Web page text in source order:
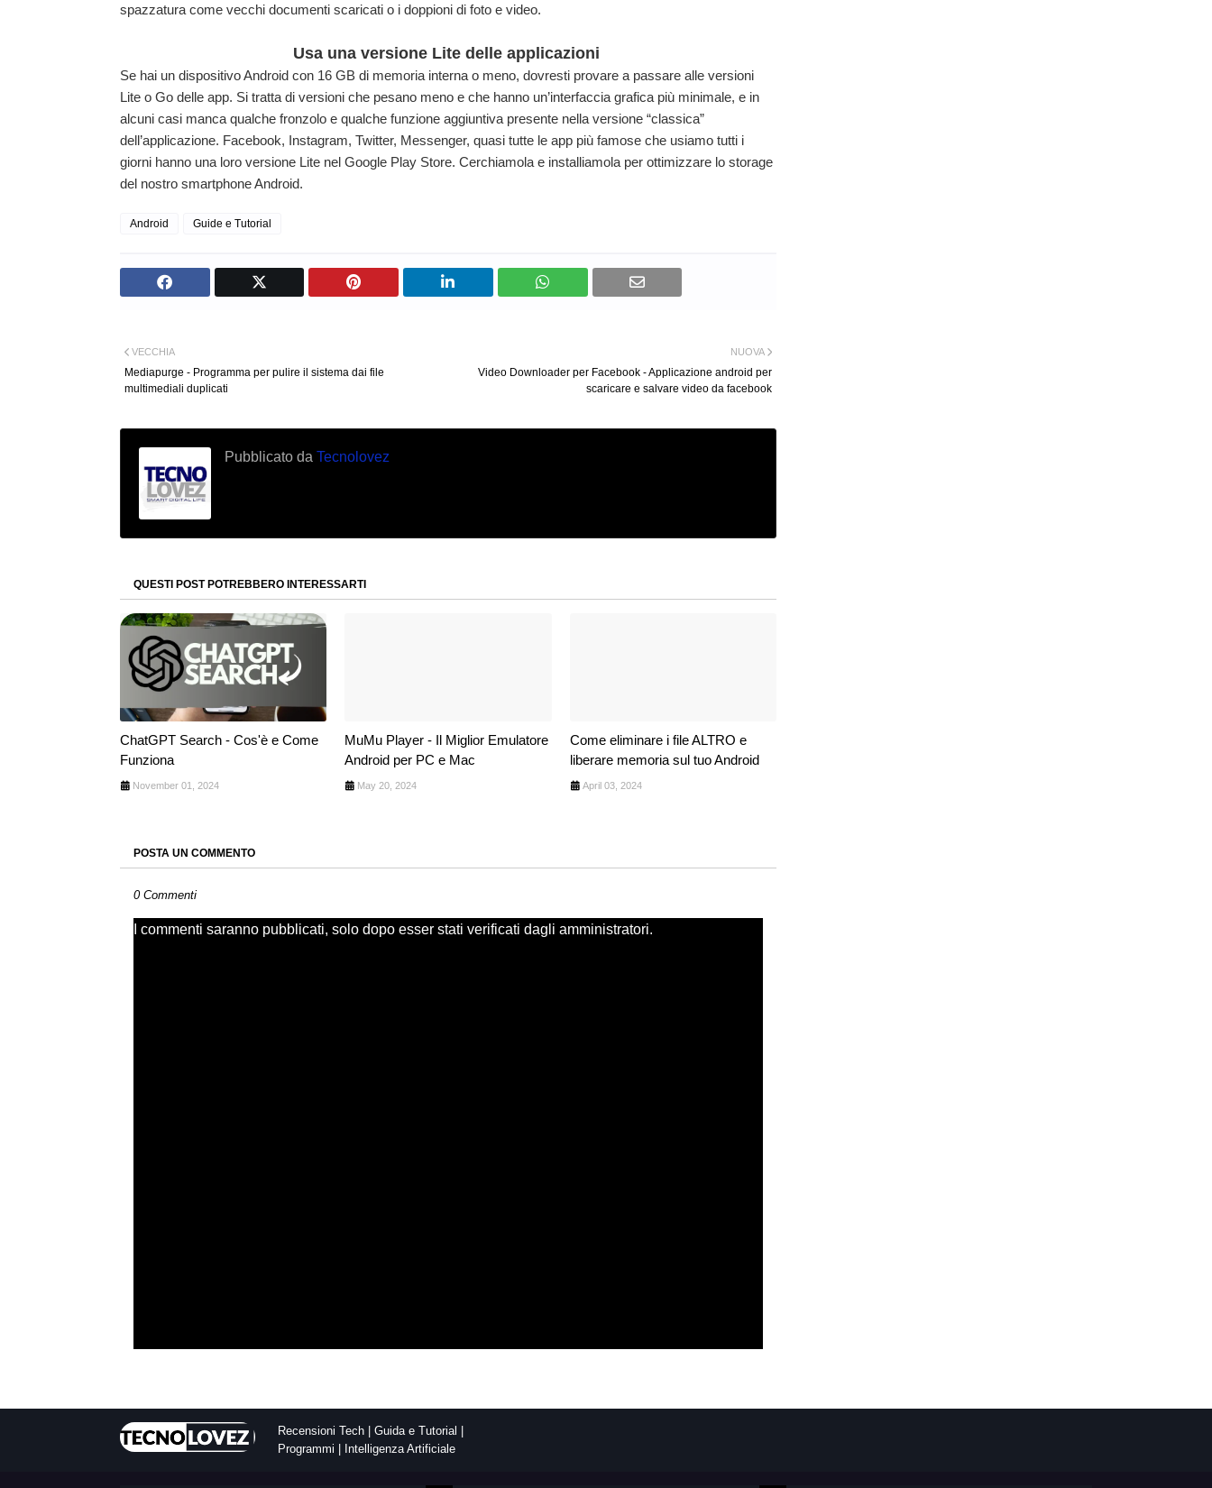
spazzatura come vecchi documenti scaricati o i doppioni di foto e video.
Usa una versione Lite delle applicazioni
Se hai un dispositivo Android con 16 GB di memoria interna o meno, dovresti provare a passare alle versioni
Lite o Go delle app. Si tratta di versioni che pesano meno e che hanno un’interfaccia grafica più minimale, e in
alcuni casi manca qualche fronzolo e qualche funzione aggiuntiva presente nella versione “classica”
dell’applicazione. Facebook, Instagram, Twitter, Messenger, quasi tutte le app più famose che usiamo tutti i
giorni hanno una loro versione Lite nel Google Play Store. Cerchiamola e installiamola per ottimizzare lo storage
del nostro smartphone Android.
Android Guide e Tutorial
NUOVA
Video Downloader per Facebook - Applicazione android per
scaricare e salvare video da facebook
VECCHIA
Mediapurge - Programma per pulire il sistema dai file
multimediali duplicati
Pubblicato da Tecnolovez
QUESTI POST POTREBBERO INTERESSARTI
ChatGPT Search - Cos'è e Come
Funziona
November 01, 2024
MuMu Player - Il Miglior Emulatore
Android per PC e Mac
May 20, 2024
Come eliminare i file ALTRO e
liberare memoria sul tuo Android
April 03, 2024
POSTA UN COMMENTO
0 Commenti
I commenti saranno pubblicati, solo dopo esser stati verificati dagli amministratori.
Recensioni Tech | Guida e Tutorial |
Programmi | Intelligenza Artificiale